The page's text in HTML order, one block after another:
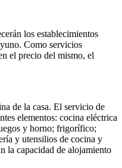
los establecimientos
Como servicios
el precio del mismo, el
de la casa. El servicio de
elementos: cocina eléctrica
y horno; frigorífico;
y utensilios de cocina y
la capacidad de alojamiento